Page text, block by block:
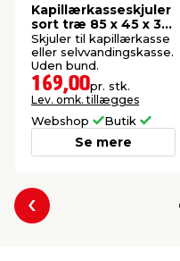
Kapillærkasseskjuler
sort træ 85 x 45 x 30
cm
Skjuler til kapillærkasse
eller selvvandingskasse.
Uden bund.
169,00pr. stk.
Lev. omk. tillægges
Webshop Butik
Se mere
Forrige